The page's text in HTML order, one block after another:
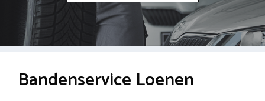
Bandenservice Loenen